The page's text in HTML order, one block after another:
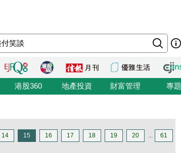
港股360 地產投資 財富管理 專題
14 15 16 17 18 19 20 ... 61